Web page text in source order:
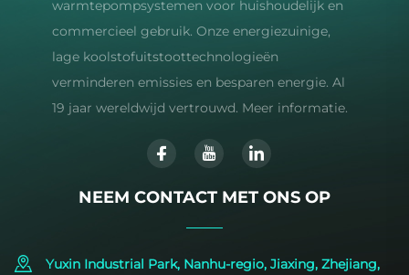
warmtepompsystemen voor huishoudelijk en
commercieel gebruik. Onze energiezuinige,
lage koolstofuitstoottechnologieën
verminderen emissies en besparen energie. Al
19 jaar wereldwijd vertrouwd. Meer informatie.
NEEM CONTACT MET ONS OP
Yuxin Industrial Park, Nanhu-regio, Jiaxing, Zhejiang,